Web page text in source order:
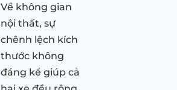
Về không gian
nội thất, sự
chênh lệch kích
thước không
đáng kể giúp cả